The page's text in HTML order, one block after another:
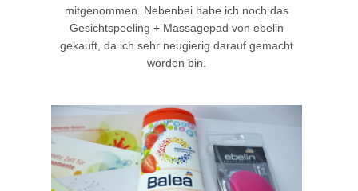
mitgenommen. Nebenbei habe ich noch das
Gesichtspeeling + Massagepad von ebelin
gekauft, da ich sehr neugierig darauf gemacht
worden bin.